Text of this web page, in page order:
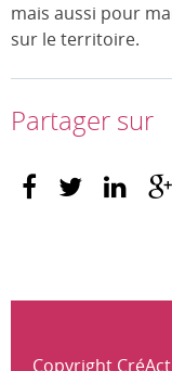
mais aussi pour
sur le territoire.
Partager sur
Copyright